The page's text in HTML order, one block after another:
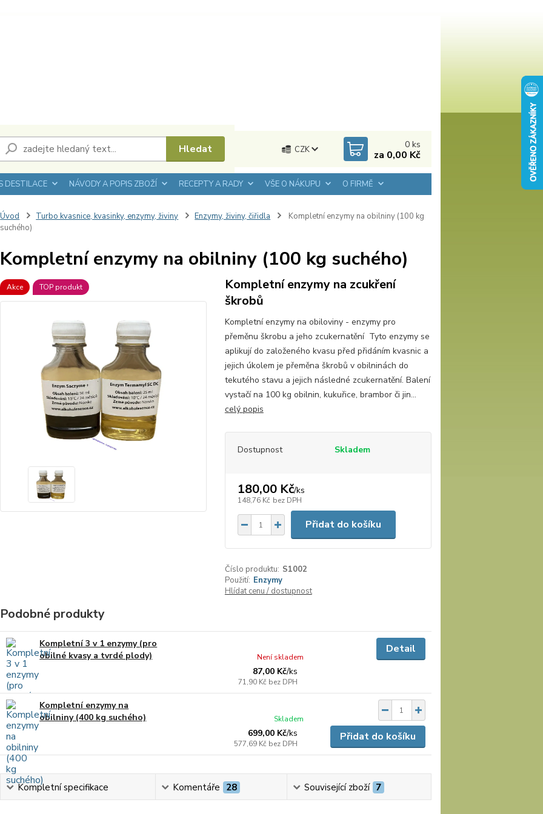
DESTILACE NÁVODY A POPIS ZBOŽÍ RECEPTY A RADY VŠE O NÁKUPU O FIRMĚ
CZK
Hledat 0 ks
za 0,00 Kč
Úvod Turbo kvasnice, kvasinky, enzymy, živiny Enzymy, živiny, čiřidla
Kompletní enzymy na obilniny (100 kg
suchého)
Kompletní enzymy na obilniny (100 kg suchého)
Akce TOP produkt
Kompletní enzymy na zcukření
škrobů
Kompletní enzymy na obiloviny - enzymy pro
přeměnu škrobu a jeho zcukernatění Tyto enzymy se
aplikují do založeného kvasu před přidáním kvasnic a
jejich úkolem je přeměna škrobů v obilninách do
tekutého stavu a jejich následné zcukernatění. Balení
vystačí na 100 kg obilnin, kukuřice, brambor či jin...
celý popis
Dostupnost Skladem
180,00 Kč/ks
148,76 Kč bez DPH
Přidat do košíku
Číslo produktu: S1002
Použití: Enzymy
Hlídat cenu / dostupnost
Podobné produkty
Kompletní 3 v 1 enzymy (pro
obilné kvasy a tvrdé plody)
87,00 Kč/ks
71,90 Kč bez DPH
Není skladem
Detail
Kompletní enzymy na
obilniny (400 kg suchého)
699,00 Kč/ks
577,69 Kč bez DPH
Skladem
Přidat do košíku
Kompletní specifikace Komentáře 28 Související zboží 7